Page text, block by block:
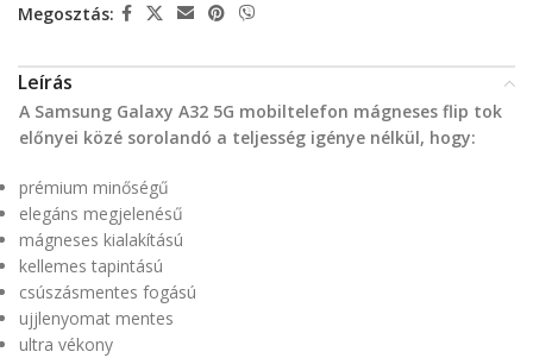
Megosztás:
Leírás
A Samsung Galaxy A32 5G mobiltelefon mágneses flip tok
előnyei közé sorolandó a teljesség igénye nélkül, hogy:
prémium minőségű
elegáns megjelenésű
mágneses kialakítású
kellemes tapintású
csúszásmentes fogású
ujjlenyomat mentes
ultra vékony